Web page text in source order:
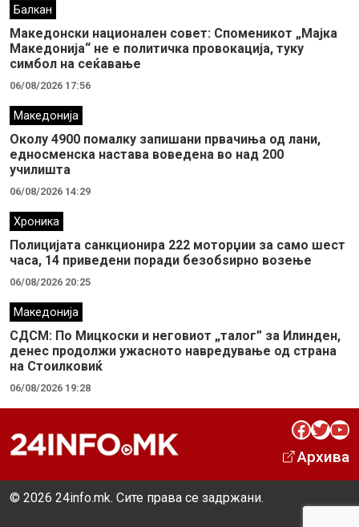
Балкан
Македонски национален совет: Споменикот „Мајка
Македонија“ не е политичка провокација, туку
симбол на сеќавање
06/08/2026 17:56
Македонија
Околу 4900 помалку запишани првачиња од лани,
едносменска настава воведена во над 200
училишта
06/08/2026 14:29
Хроника
Полицијата санкционира 222 моторџии за само шест
часа, 14 приведени поради безобѕирно возење
06/08/2026 20:25
Македонија
СДСМ: По Мицкоски и неговиот „талог” за Илинден,
денес продолжи ужасното навредување од страна
на Стоилковиќ
06/08/2026 19:28
Facebook Twitter YouTube
Архива
© 2026 24info.mk. Сите права се задржани.